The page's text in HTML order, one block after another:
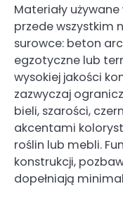
Materiały
przede wszystkim
surowce: beton
egzotyczne lub
wysokiej jakości
zazwyczaj
bieli, szarości,
akcentami
roślin lub mebli.
konstrukcji,
dopełniają